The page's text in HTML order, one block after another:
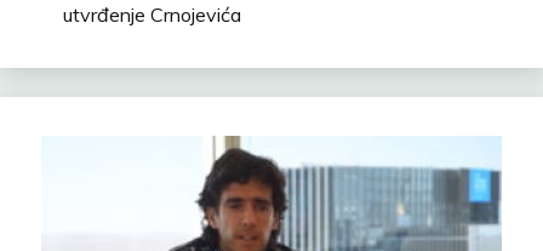
utvrđenje Crnojevića